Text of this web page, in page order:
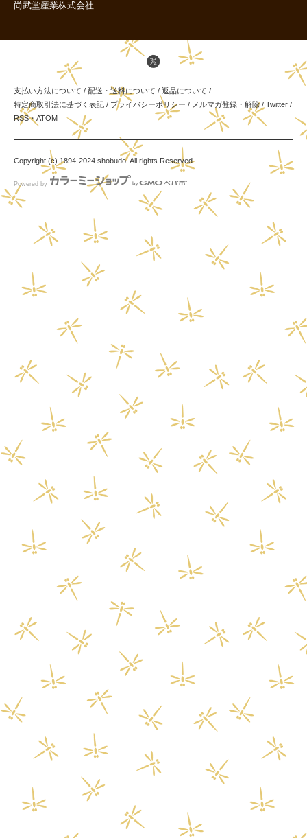
尚武堂産業株式会社
支払い方法について / 配送・送料について / 返品について /
特定商取引法に基づく表記 / プライバシーポリシー / メルマガ登録・解除 / Twitter /
RSS・ ATOM
Copyright (c) 1894-2024 shobudo. All rights Reserved.
Powered by